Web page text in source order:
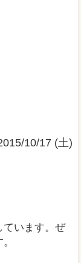
10/17 (土)
います。ぜ